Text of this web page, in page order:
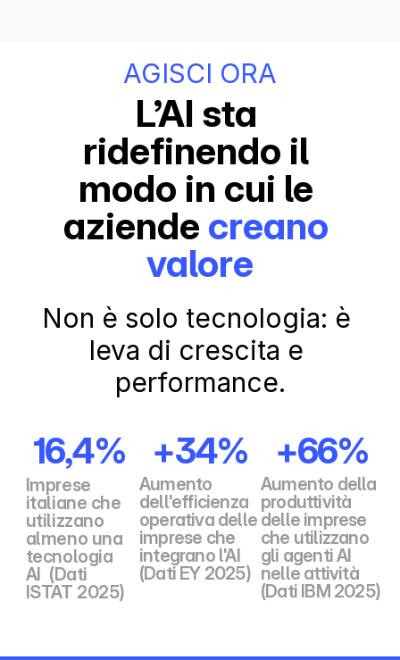
AGISCI ORA
L’AI sta
ridefinendo il
modo in cui le
aziende creano
valore
Non è solo tecnologia: è
leva di crescita e
performance.
16,4%
Imprese
italiane che
utilizzano
almeno una
tecnologia
AI  (Dati
ISTAT 2025)
+34%
Aumento
dell'efficienza
operativa delle
imprese che
integrano l'AI
(Dati EY 2025)
+66%
Aumento della
produttività
delle imprese
che utilizzano
gli agenti AI
nelle attività
(Dati IBM 2025)